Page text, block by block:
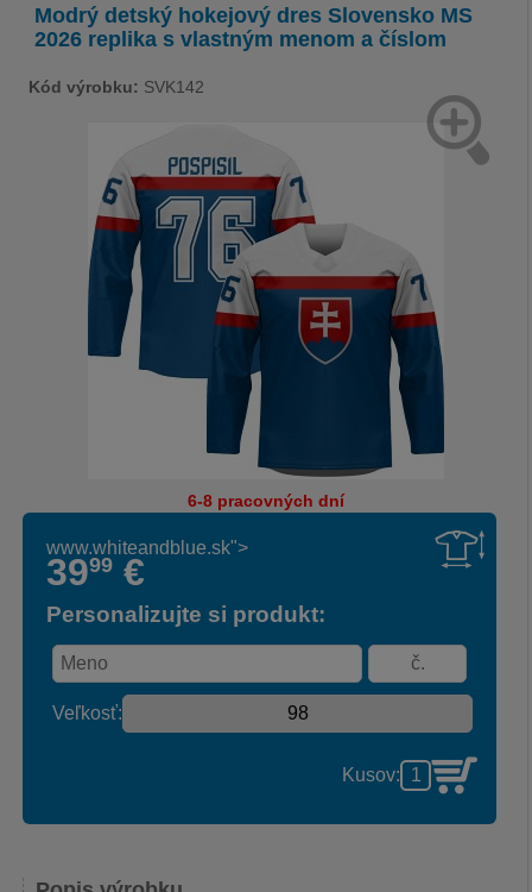
Modrý detský hokejový dres Slovensko MS
2026 replika s vlastným menom a číslom
Kód výrobku: SVK142
6-8 pracovných dní
www.whiteandblue.sk">
3999 €
Personalizujte si produkt:
Veľkosť:
Kusov: